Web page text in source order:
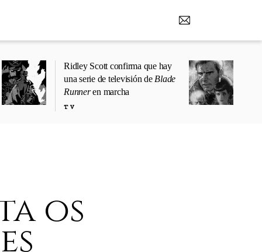
Ridley Scott confirma que hay
una serie de televisión de Blade
Runneren marcha
TV
os